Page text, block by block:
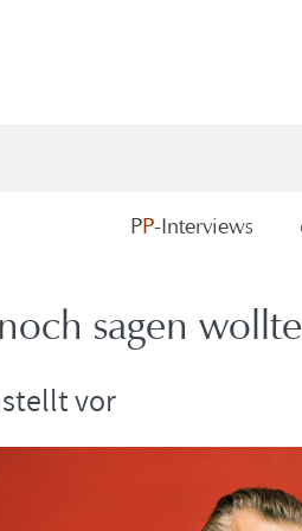
PP-​Interviews
sagen woll­te
vor